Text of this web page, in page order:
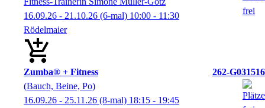
16.09.26 - 21.10.26 (6-mal) 10:00 - 11:30
Rödelmaier
Zumba® + Fitness
262-G031516
(Bauch, Beine, Po)
16.09.26 - 25.11.26 (8-mal) 18:15 - 19:45